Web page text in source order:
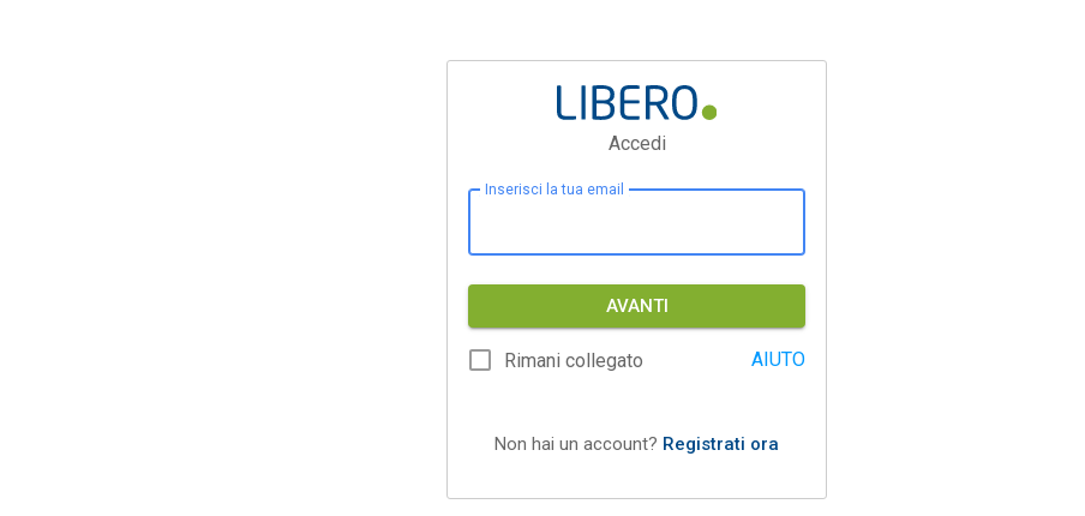
Accedi
Inserisci la tua email
AVANTI
Rimani collegato AIUTO
Non hai un account? Registrati ora